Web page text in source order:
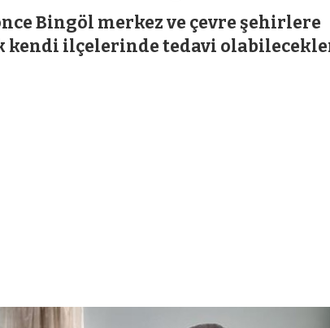
Bingöl merkez ve çevre şehirlere
ilçelerinde tedavi